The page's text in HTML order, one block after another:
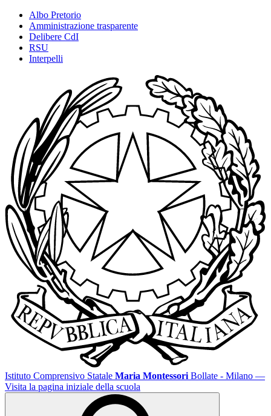
Albo Pretorio
Amministrazione trasparente
Delibere CdI
RSU
Interpelli
Istituto Comprensivo Statale Maria Montessori Bollate - Milano —
Visita la pagina iniziale della scuola